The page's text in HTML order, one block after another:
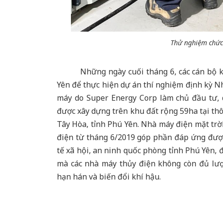
Thử nghiệm
Những ngày cuối tháng 6, các cán bộ kỹ
Yên để thực hiện dự án thí nghiệm định kỳ
máy do Super Energy Corp làm chủ đầu
được xây dựng trên khu đất rộng 59ha tại
Tây Hòa, tỉnh Phú Yên. Nhà máy điện mặt
điện từ tháng 6/2019 góp phần đáp ứng
tế xã hội, an ninh quốc phòng tỉnh Phú
mà các nhà máy thủy điện không còn đủ
hạn hán và biến đổi khí hậu.